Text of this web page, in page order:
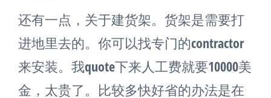
还有一点，关于建货架。货架是需要打
进地里去的。你可以找专门的contractor
来安装。我quote下来人工费就要10000美
金，太贵了。比较多快好省的办法是在